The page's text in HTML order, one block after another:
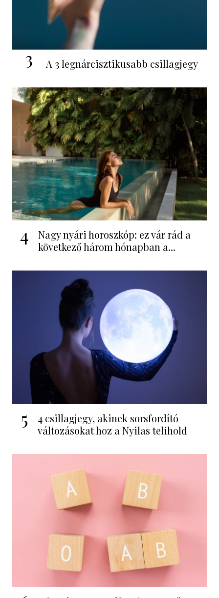
3 A 3 legnárcisztikusabb csillagjegy
4
Nagy nyári horoszkóp: ez vár rád a
következő három hónapban a...
5
4 csillagjegy, akinek sorsfordító
változásokat hoz a Nyilas telihold